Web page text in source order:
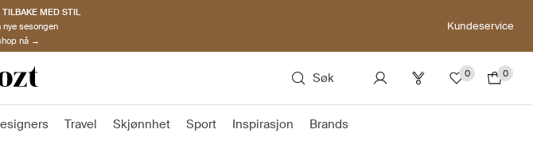
MED STIL
sesongen
nå →
Kundeservice
Søk 0 0
Travel Skjønnhet Sport Inspirasjon Brands